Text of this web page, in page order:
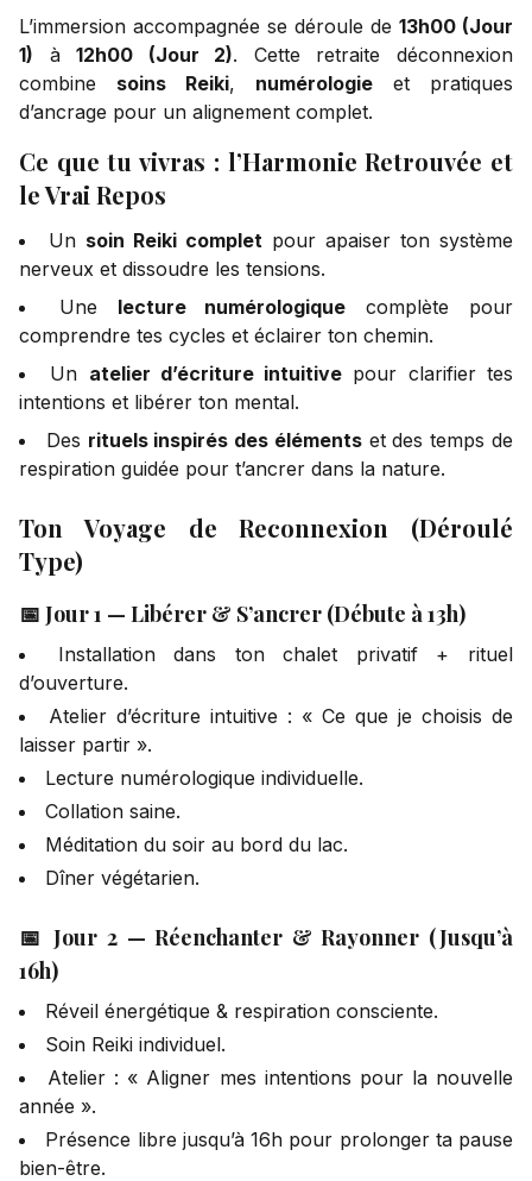
L’immersion accompagnée se déroule de 13h00 (Jour
1) à12h00 (Jour 2). Cette retraite déconnexion
combine soins Reiki, numérologie et pratiques
d’ancrage pour un alignement complet.
Ce que tu vivras : l’Harmonie Retrouvée et
le Vrai Repos
Un soin Reiki complet pour apaiser ton système
nerveux et dissoudre les tensions.
Une lecture numérologique complète pour
comprendre tes cycles et éclairer ton chemin.
Un atelier d’écriture intuitive pour clarifier tes
intentions et libérer ton mental.
Des rituels inspirés des élémentset des temps de
respiration guidée pour t’ancrer dans la nature.
Ton Voyage de Reconnexion (Déroulé
Type)
📅 Jour 1 — Libérer & S’ancrer (Débute à 13h)
Installation dans ton chalet privatif + rituel
d’ouverture.
Atelier d’écriture intuitive : « Ce que je choisis de
laisser partir ».
Lecture numérologique individuelle.
Collation saine.
Méditation du soir au bord du lac.
Dîner végétarien.
📅 Jour 2 — Réenchanter & Rayonner (Jusqu’à
16h)
Réveil énergétique & respiration consciente.
Soin Reiki individuel.
Atelier : « Aligner mes intentions pour la nouvelle
année ».
Présence libre jusqu’à 16h pour prolonger ta pause
bien-être.